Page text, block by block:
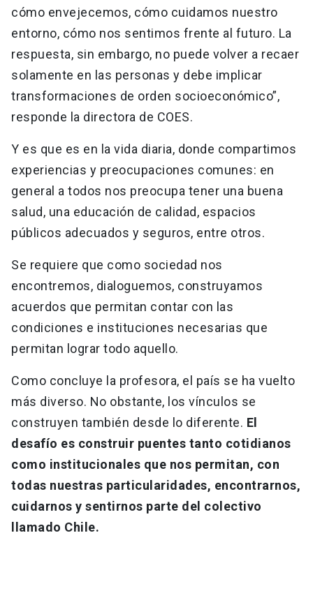
cómo envejecemos, cómo cuidamos nuestro
entorno, cómo nos sentimos frente al futuro. La
respuesta, sin embargo, no puede volver a recaer
solamente en las personas y debe implicar
transformaciones de orden socioeconómico”,
responde la directora de COES.
Y es que es en la vida diaria, donde compartimos
experiencias y preocupaciones comunes: en
general a todos nos preocupa tener una buena
salud, una educación de calidad, espacios
públicos adecuados y seguros, entre otros.
Se requiere que como sociedad nos
encontremos, dialoguemos, construyamos
acuerdos que permitan contar con las
condiciones e instituciones necesarias que
permitan lograr todo aquello.
Como concluye la profesora, el país se ha vuelto
más diverso. No obstante, los vínculos se
construyen también desde lo diferente. El
desafío es construir puentes tanto cotidianos
como institucionales que nos permitan, con
todas nuestras particularidades, encontrarnos,
cuidarnos y sentirnos parte del colectivo
llamado Chile.